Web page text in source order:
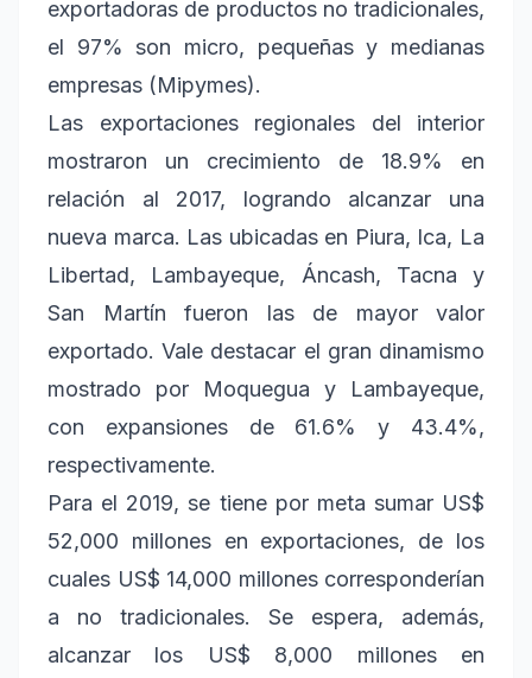
exportadoras de productos no tradicionales,
el 97% son micro, pequeñas y medianas
empresas (Mipymes).
Las exportaciones regionales del interior
mostraron un crecimiento de 18.9% en
relación al 2017, logrando alcanzar una
nueva marca. Las ubicadas en Piura, Ica, La
Libertad, Lambayeque, Áncash, Tacna y
San Martín fueron las de mayor valor
exportado. Vale destacar el gran dinamismo
mostrado por Moquegua y Lambayeque,
con expansiones de 61.6% y 43.4%,
respectivamente.
Para el 2019, se tiene por meta sumar US$
52,000 millones en exportaciones, de los
cuales US$ 14,000 millones corresponderían
a no tradicionales. Se espera, además,
alcanzar los US$ 8,000 millones en